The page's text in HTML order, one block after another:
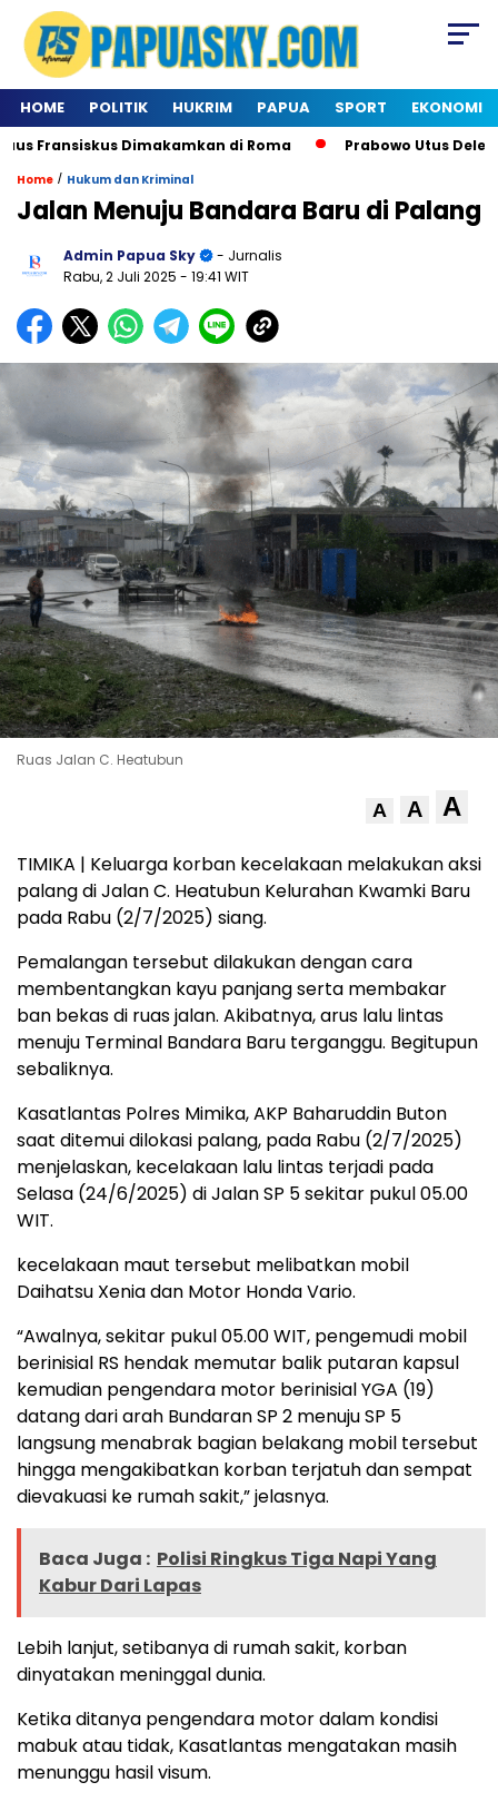
HOME POLITIK HUKRIM PAPUA SPORT EKONOMI
Fransiskus Dimakamkan di Roma Prabowo Utus Delegasi
Home / Hukum dan Kriminal
Jalan Menuju Bandara Baru di Palang
Admin Papua Sky
- Jurnalis
Rabu, 2 Juli 2025 - 19:41 WIT
Ruas Jalan C. Heatubun
A A A
TIMIKA | Keluarga korban kecelakaan melakukan aksi
palang di Jalan C. Heatubun Kelurahan Kwamki Baru
pada Rabu (2/7/2025) siang.
Pemalangan tersebut dilakukan dengan cara
membentangkan kayu panjang serta membakar
ban bekas di ruas jalan. Akibatnya, arus lalu lintas
menuju Terminal Bandara Baru terganggu. Begitupun
sebaliknya.
Kasatlantas Polres Mimika, AKP Baharuddin Buton
saat ditemui dilokasi palang, pada Rabu (2/7/2025)
menjelaskan, kecelakaan lalu lintas terjadi pada
Selasa (24/6/2025) di Jalan SP 5 sekitar pukul 05.00
WIT.
kecelakaan maut tersebut melibatkan mobil
Daihatsu Xenia dan Motor Honda Vario.
“Awalnya, sekitar pukul 05.00 WIT, pengemudi mobil
berinisial RS hendak memutar balik putaran kapsul
kemudian pengendara motor berinisial YGA (19)
datang dari arah Bundaran SP 2 menuju SP 5
langsung menabrak bagian belakang mobil tersebut
hingga mengakibatkan korban terjatuh dan sempat
dievakuasi ke rumah sakit,” jelasnya.
Baca Juga : Polisi Ringkus Tiga Napi Yang
Kabur Dari Lapas
Lebih lanjut, setibanya di rumah sakit, korban
dinyatakan meninggal dunia.
Ketika ditanya pengendara motor dalam kondisi
mabuk atau tidak, Kasatlantas mengatakan masih
menunggu hasil visum.